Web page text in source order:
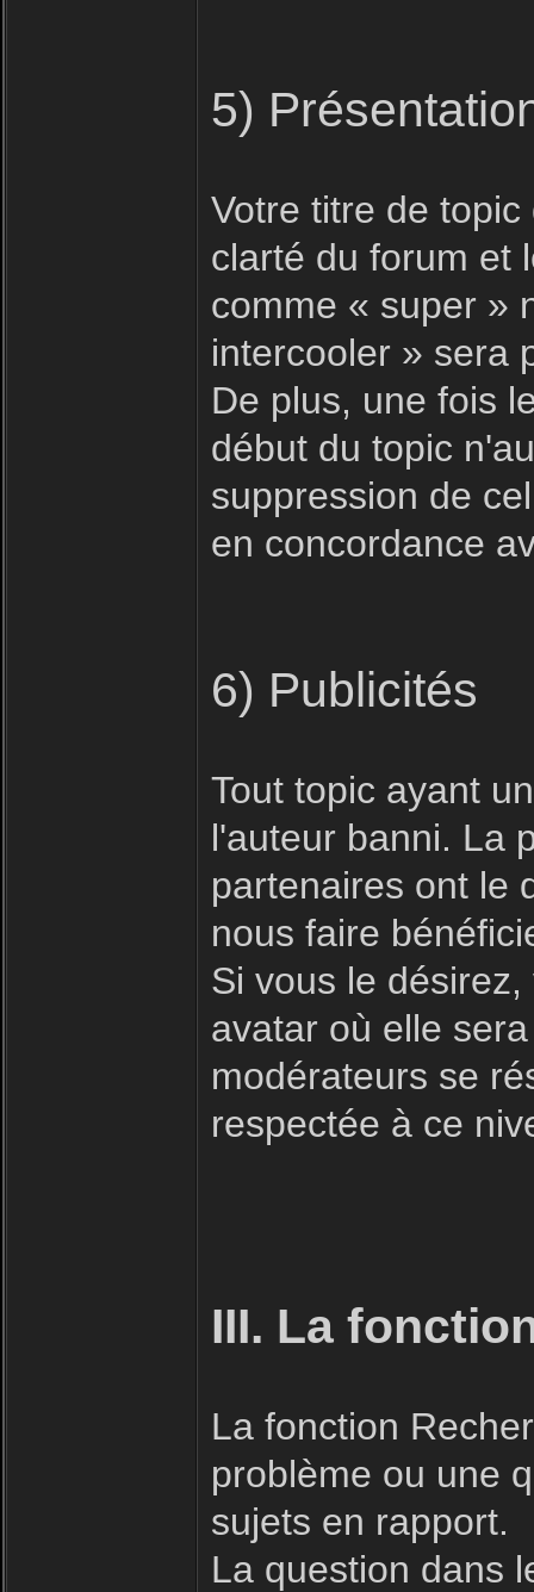
5)
Votre titre de
clarté du forum et
comme « super »
intercooler » sera
De plus, une fois
début du topic
suppression de
en concordance
6) Publicités
Tout topic ayant
l'auteur banni. La
partenaires ont le
nous faire
Si vous le
avatar où elle
modérateurs se
respectée à ce
III. La
La fonction
problème ou une
sujets en rapport.
La question dans